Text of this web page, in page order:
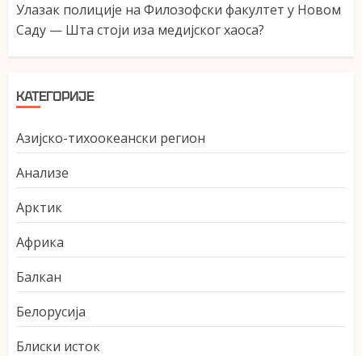
Улазак полиције на Филозофски факултет у Новом
Саду — Шта стоји иза медијског хаоса?
КАТЕГОРИЈЕ
Азијско-тихоокеански регион
Анализе
Арктик
Африка
Балкан
Белорусија
Блиски исток